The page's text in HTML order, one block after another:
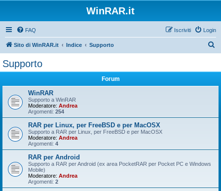
WinRAR.it
FAQ Login
Iscriviti
Sito di WinRAR.it Indice Supporto
Supporto
Forum
WinRAR
Supporto a WinRAR
Moderatore: Andrea
Argomenti: 254
RAR per Linux, per FreeBSD e per MacOSX
Supporto a RAR per Linux, per FreeBSD e per MacOSX
Moderatore: Andrea
Argomenti: 4
RAR per Android
Supporto a RAR per Android (ex area PocketRAR per Pocket PC e Windows
Mobile)
Moderatore: Andrea
Argomenti: 2